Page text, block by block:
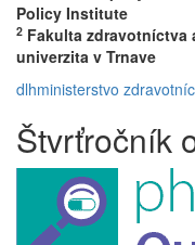
Policy Institute
2 Fakulta zdravotníctva
univerzita v Trnave
dlhministerstvo
Štvrťročník